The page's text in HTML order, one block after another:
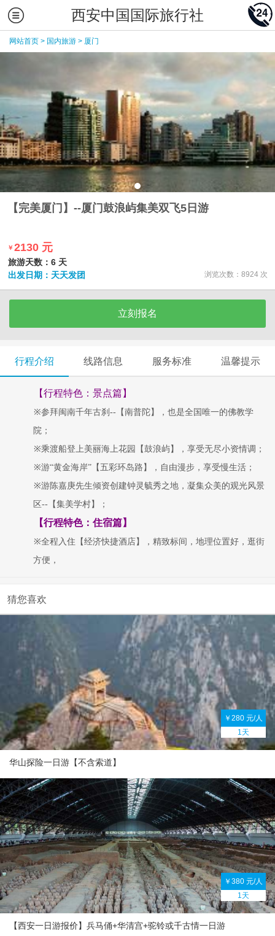
西安中国国际旅行社
网站首页 > 国内旅游 > 厦门
【完美厦门】--厦门鼓浪屿集美双飞5日游
￥ 2130 元
旅游天数：6 天
出发日期：天天发团
浏览次数：8924 次
立刻报名
行程介绍 线路信息 服务标准 温馨提示
【行程特色：景点篇】
※参拜闽南千年古刹 --【南普陀】，也是全国唯一的佛教学
院；
※乘渡船登上美丽海上花园【鼓浪屿】，享受无尽小资情调；
※游“黄金海岸”【五彩环岛路】，自由漫步，享受慢生活；
※游陈嘉庚先生倾资创建钟灵毓秀之地，凝集众美的观光风景
区-- 【集美学村】；
【行程特色：住宿篇】
※全程入住【经济快捷酒店】，精致标间，地理位置好，逛街
方便，
猜您喜欢
￥280 元/人
1天
华山探险一日游【不含索道】
￥380 元/人
1天
【西安一日游报价】兵马俑+华清宫+驼铃或千古情一日游